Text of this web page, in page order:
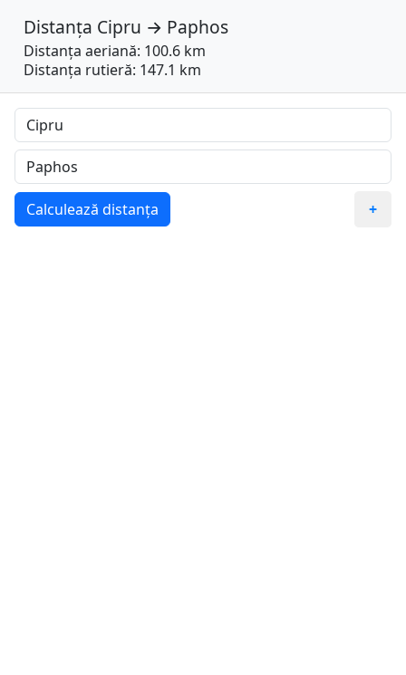
Distanța Cipru → Paphos
Distanța aeriană: 100.6 km
Distanța rutieră: 147.1 km
Calculează distanța +